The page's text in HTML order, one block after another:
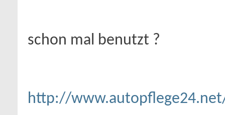
schon mal benutzt ?
http://